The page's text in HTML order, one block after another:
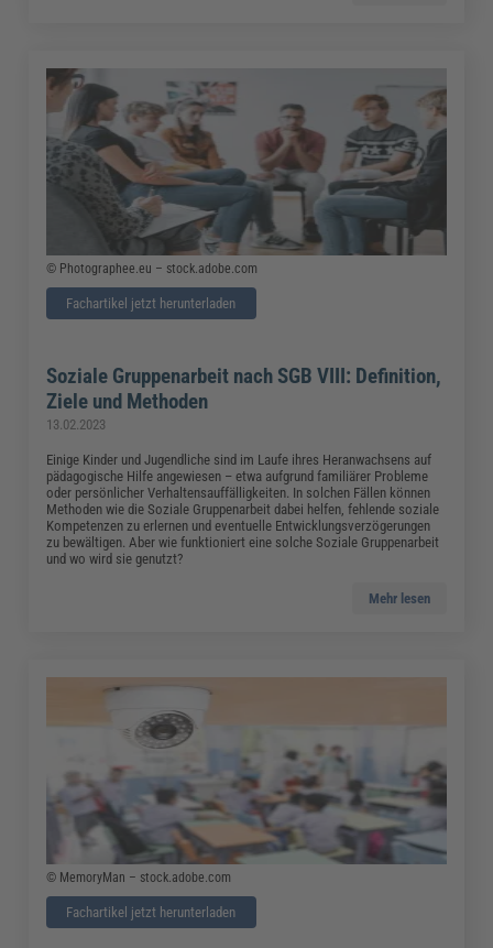
© Photographee.eu – stock.adobe.com
Fachartikel jetzt herunterladen
Soziale Gruppenarbeit nach SGB VIII: Definition,
Ziele und Methoden
13.02.2023
Einige Kinder und Jugendliche sind im Laufe ihres Heranwachsens auf
pädagogische Hilfe angewiesen – etwa aufgrund familiärer Probleme
oder persönlicher Verhaltensauffälligkeiten. In solchen Fällen können
Methoden wie die Soziale Gruppenarbeit dabei helfen, fehlende soziale
Kompetenzen zu erlernen und eventuelle Entwicklungsverzögerungen
zu bewältigen. Aber wie funktioniert eine solche Soziale Gruppenarbeit
und wo wird sie genutzt?
Mehr lesen
© MemoryMan – stock.adobe.com
Fachartikel jetzt herunterladen